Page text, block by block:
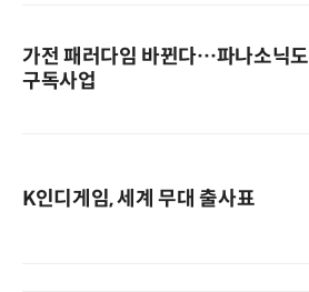
가전 패러다임 바뀐다…파나소닉도
구독사업
K인디게임, 세계 무대 출사표